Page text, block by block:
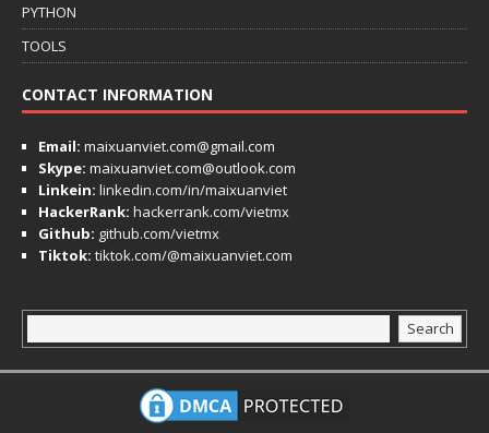
PYTHON
TOOLS
CONTACT INFORMATION
Email: maixuanviet.com@gmail.com
Skype: maixuanviet.com@outlook.com
Linkein: linkedin.com/in/maixuanviet
HackerRank: hackerrank.com/vietmx
Github: github.com/vietmx
Tiktok: tiktok.com/@maixuanviet.com
Search